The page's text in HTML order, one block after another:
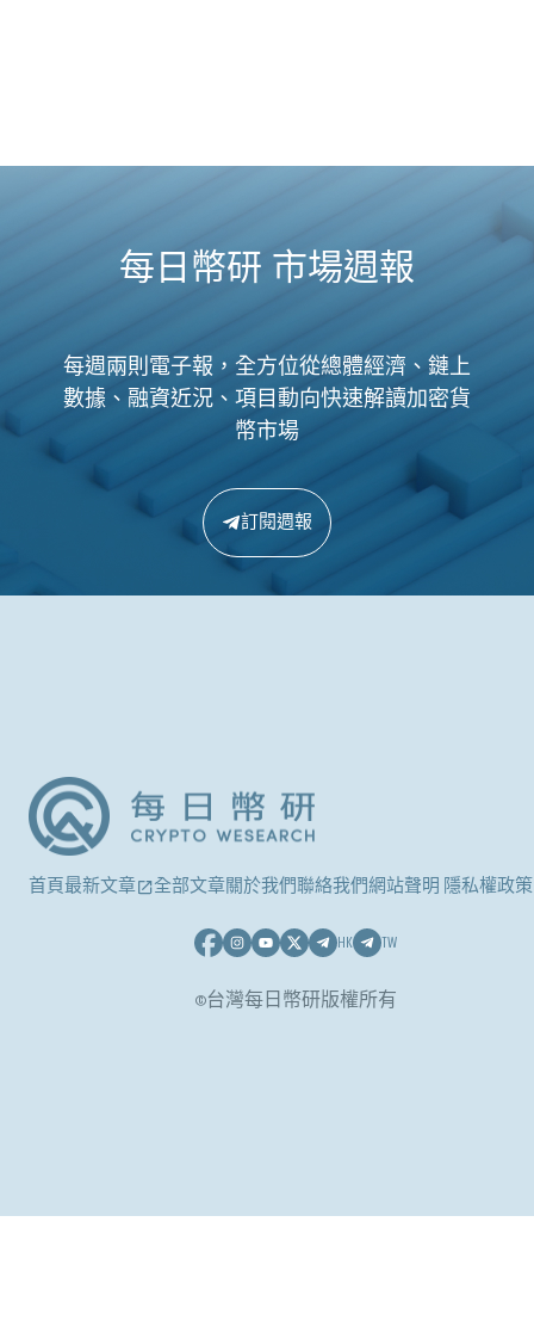
每日幣研 市場週報
每週兩則電子報，全方位從總體經濟、鏈上
數據、融資近況、項目動向快速解讀加密貨
幣市場
訂閱週報
首頁最新文章 全部文章關於我們聯絡我們網站聲明 隱私權政策
HK TW
©台灣每日幣研版權所有